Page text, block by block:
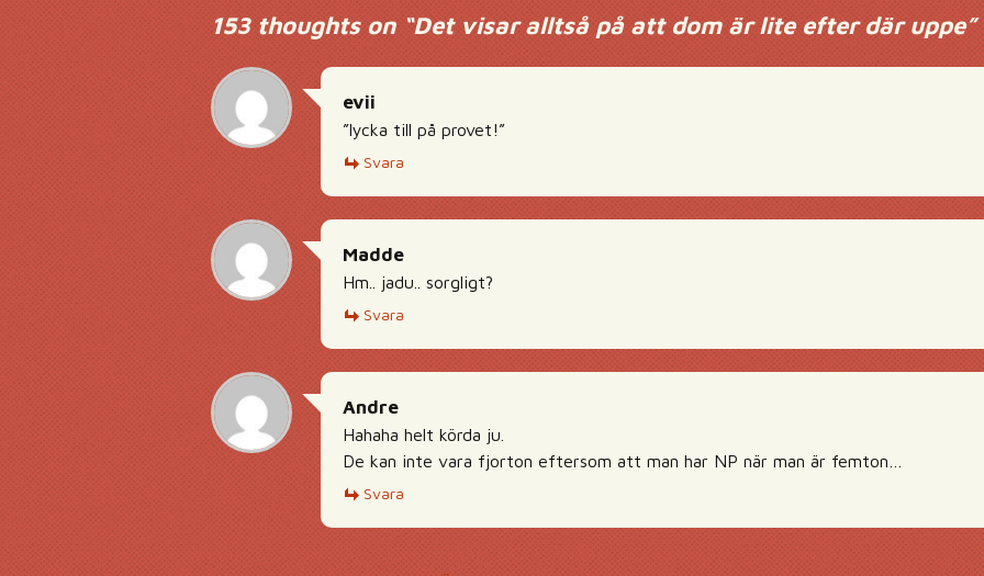
153 thoughts on “Det visar alltså på att dom är lite efter där uppe”
evii
”lycka till på provet!”
Svara
Madde
Hm.. jadu.. sorgligt?
Svara
Andre
Hahaha helt körda ju.
De kan inte vara fjorton eftersom att man har NP när man är femton…
Svara